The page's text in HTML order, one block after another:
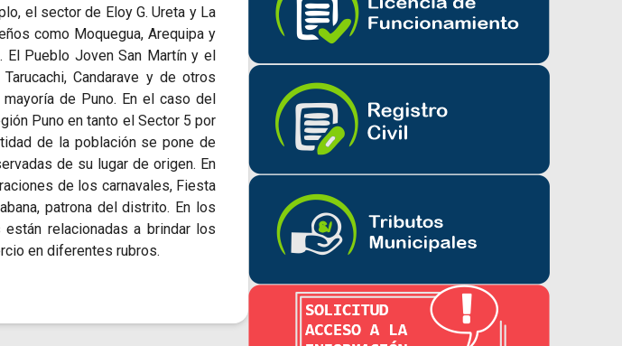
el sector de Eloy G. Ureta y La
como Moquegua, Arequipa y
El Pueblo Joven San Martín y el
Candarave y de otros
de Puno. En el caso del
Puno en tanto el Sector 5 por
de la población se pone de
de su lugar de origen. En
de los carnavales, Fiesta
patrona del distrito. En los
relacionadas a brindar los
en diferentes rubros.